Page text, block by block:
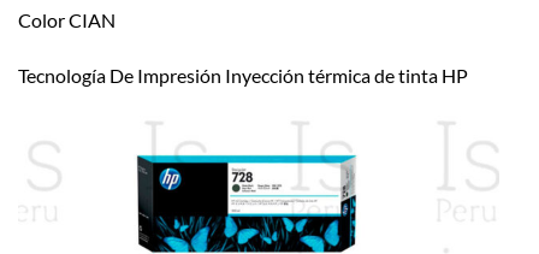
Color CIAN
Tecnología De Impresión Inyección térmica de tinta HP